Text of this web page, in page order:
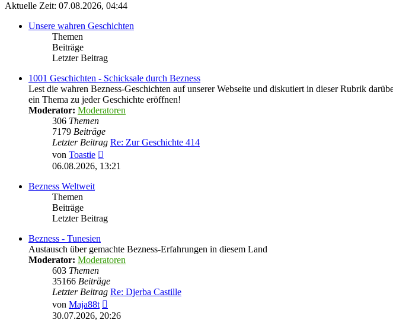
Aktuelle Zeit: 07.08.2026, 04:44
Unsere wahren Geschichten
Themen
Beiträge
Letzter Beitrag
1001 Geschichten - Schicksale durch Bezness
Lest die wahren Bezness-Geschichten auf unserer Webseite und diskutiert in dieser Rubrik
ein Thema zu jeder Geschichte eröffnen!
Moderator: Moderatoren
306 Themen
7179 Beiträge
Letzter Beitrag Re: Zur Geschichte 414
von Toastie
Beitrag
06.08.2026, 13:21
Bezness Weltweit
Themen
Beiträge
Letzter Beitrag
Bezness - Tunesien
Austausch über gemachte Bezness-Erfahrungen in diesem Land
Moderator: Moderatoren
603 Themen
35166 Beiträge
Letzter Beitrag Re: Djerba Castille
von Maja88t
Beitrag
30.07.2026, 20:26